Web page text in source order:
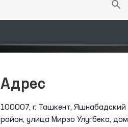
Адрес
100007, г. Ташкент, Яшнабадский
район, улица Мирзо Улугбека, дом